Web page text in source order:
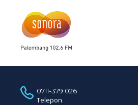
0711-379 026
Telepon